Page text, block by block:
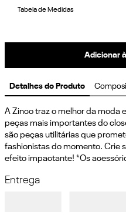
Tabela de Medidas
Adicionar
Detalhes do Produto
A Zinco traz o melhor da moda
peças mais importantes do
são peças utilitárias que
fashionistas do momento. Crie
efeito impactante! *Os
Entrega